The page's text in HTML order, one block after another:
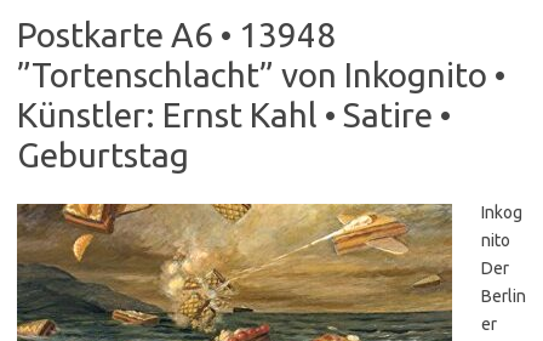
Postkarte A6 • 13948
”Tortenschlacht” von Inkognito •
Künstler: Ernst Kahl • Satire •
Geburtstag
Inkog
nito
Der
Berlin
er